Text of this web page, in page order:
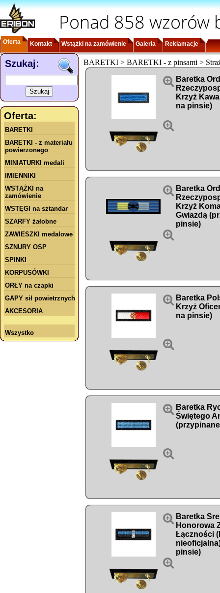
Ponad 858 wzorów
Oferta Kontakt Wstążki na zamówienie Galeria Reklamacje
Szukaj:
Oferta:
BARETKI
BARETKI - z materiału
powierzonego
MINIATURKI medali
IMIENNIKI
WSTĄŻKI na
zamówienie
WSTĘGI na sztandar
SZARFY żałobne
ZAWIESZKI medalowe
SZNURY OSP
SPINKI
KORPUSÓWKI
ORŁY na czapki
GAPY sił powietrznych
AKCESORIA
Wszystko
BARETKI > BARETKI - z pinsami >


Baretka
Krzyż
na pinsie)


Baretka
Krzyż
Gwiazdą
pinsie)


Baretka
Krzyż
na pinsie)


Baretka
Świętego


Baretka
Honorowa
Łączności
pinsie)